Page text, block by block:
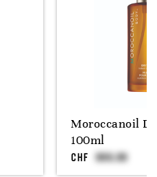
Moroccanoil
100ml
CHF